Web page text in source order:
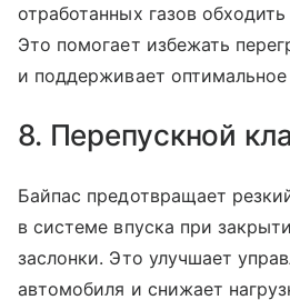
отработанных газов
Это помогает избежать
и поддерживает
8. Перепускной
Байпас предотвращает
в системе впуска при
заслонки. Это улучшает
автомобиля и снижает